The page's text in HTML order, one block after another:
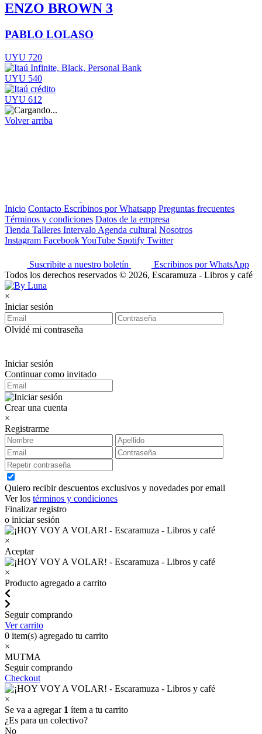
ENZO BROWN 3
PABLO LOLASO
UYU 720
UYU 540
UYU 612
Volver arriba
Inicio Contacto Escribinos por Whatsapp Preguntas frecuentes
Términos y condiciones Datos de la empresa
Tienda Talleres Intervalo Agenda cultural Nosotros
Instagram FacebookYouTube Spotify Twitter
Suscribite a nuestro boletín
Escribinos por WhatsApp
Todos los derechos reservados © 2026, Escaramuza - Libros y café
×
Iniciar sesión
Olvidé mi contraseña
Iniciar sesión
Continuar como invitado
Crear una cuenta
×
Registrarme
Quiero recibir descuentos exclusivos y novedades por email
Ver los términos y condiciones
Finalizar registro
o iniciar sesión
×
Aceptar
×
Producto agregado a carrito
Seguir comprando
Ver carrito
0 item(s) agregado tu carrito
×
MUTMA
Seguir comprando
Checkout
×
Se va a agregar 1 ítem a tu carrito
¿Es para un colectivo?
No